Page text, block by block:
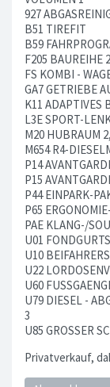
927
B51 TIREFIT
B59
F205 BAUREIHE
FS KOMBI -
GA7 GETRIEBE
K11 ADAPTIVES
L3E SPORT-
M20 HUBRAUM
M654 R4-
P14
P15
P44 EINPARK-
P65
PAE KLANG-/
U01
U10
U22
U60
U79 DIESEL -
3
U85 GROSSER
Privatverkauf,